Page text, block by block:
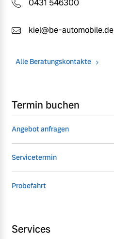
0431 546300
kiel@be-automobile.de
Alle Beratungskontakte
Termin buchen
Angebot anfragen
Servicetermin
Probefahrt
Services